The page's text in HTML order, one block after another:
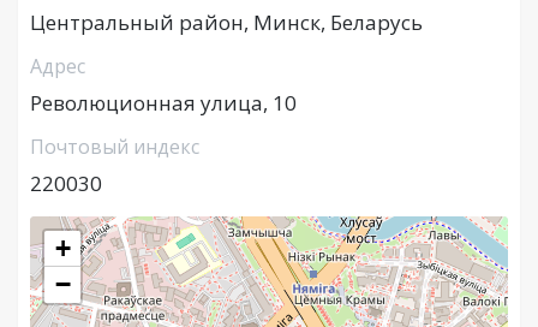
Центральный район, Минск, Беларусь
Адрес
Революционная улица, 10
Почтовый индекс
220030
+
−